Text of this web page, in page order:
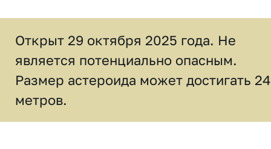
Открыт 29 октября 2025 года. Не
является потенциально опасным.
Размер астероида может достигать 24
метров.